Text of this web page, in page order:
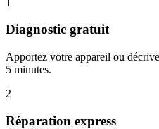
Diagnostic gratuit
Apportez votre appareil ou
5 minutes.
2
Réparation express